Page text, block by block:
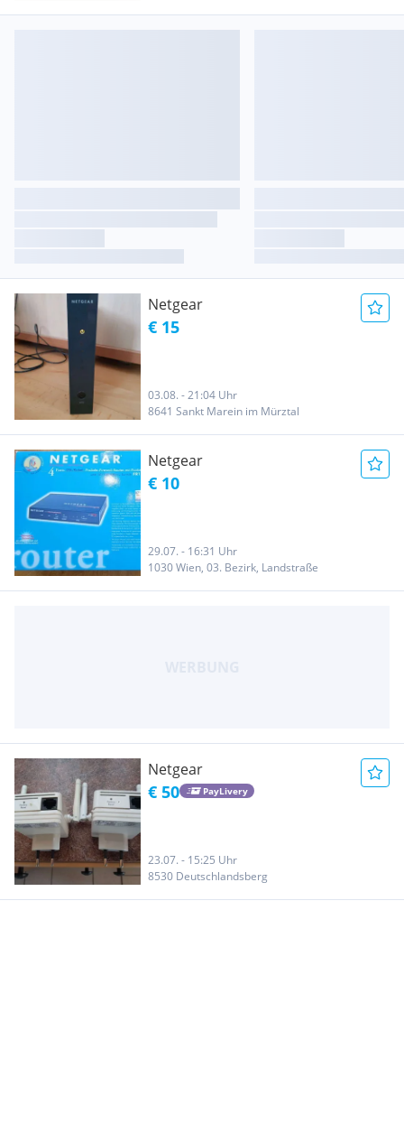
Netgear
€ 15
03.08. - 21:04 Uhr
8641 Sankt Marein im Mürztal
Netgear
€ 10
29.07. - 16:31 Uhr
1030 Wien, 03. Bezirk, Landstraße
Netgear
€ 50 PayLivery
23.07. - 15:25 Uhr
8530 Deutschlandsberg